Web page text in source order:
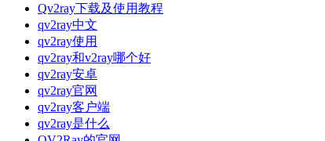
Qv2ray下载及使用教程
qv2ray中文
qv2ray使用
qv2ray和v2ray哪个好
qv2ray安卓
qv2ray官网
qv2ray客户端
qv2ray是什么